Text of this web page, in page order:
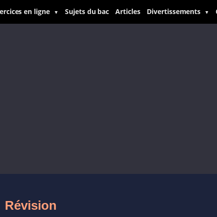
en ligne ▼ Sujets du bac Articles Divertissements ▼
Révision